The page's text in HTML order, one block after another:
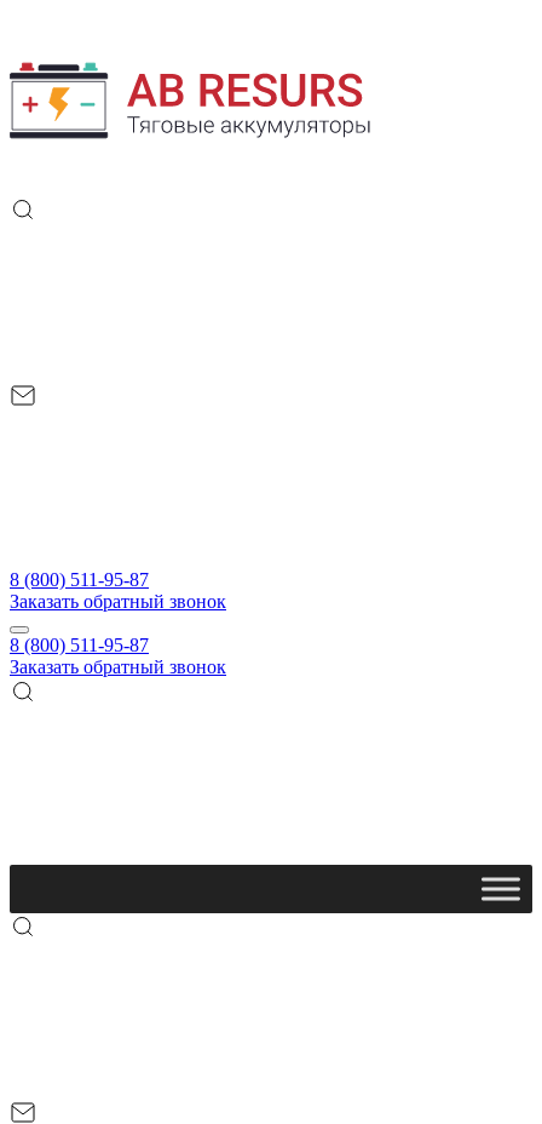
8 (800) 511-95-87
Заказать обратный звонок
8 (800) 511-95-87
Заказать обратный звонок